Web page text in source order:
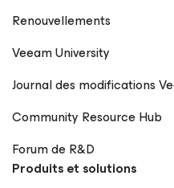
Renouvellements
Veeam University
Journal des modifications
Community Resource Hub
Forum de R&D
Produits et solutions